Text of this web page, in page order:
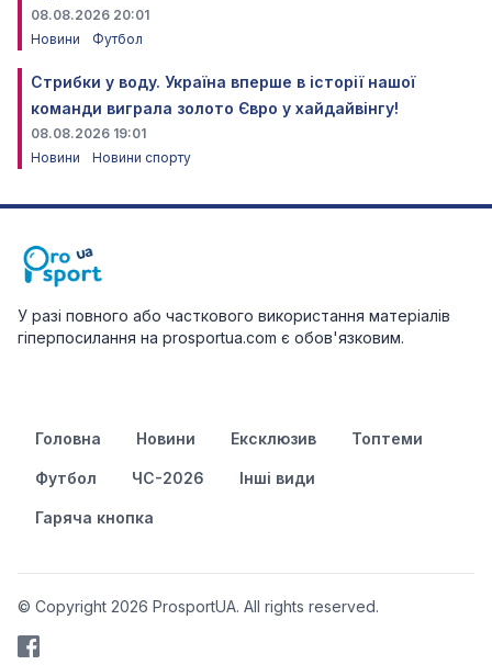
08.08.2026 20:01
Новини
Футбол
Стрибки у воду. Україна вперше в історії нашої
команди виграла золото Євро у хайдайвінгу!
08.08.2026 19:01
Новини
Новини спорту
У разі повного або часткового використання матеріалів
гіперпосилання на prosportua.com є обов'язковим.
Головна Новини Ексклюзив Топтеми
Футбол ЧС-2026 Інші види
Гаряча кнопка
© Copyright 2026 ProsportUA. All rights reserved.